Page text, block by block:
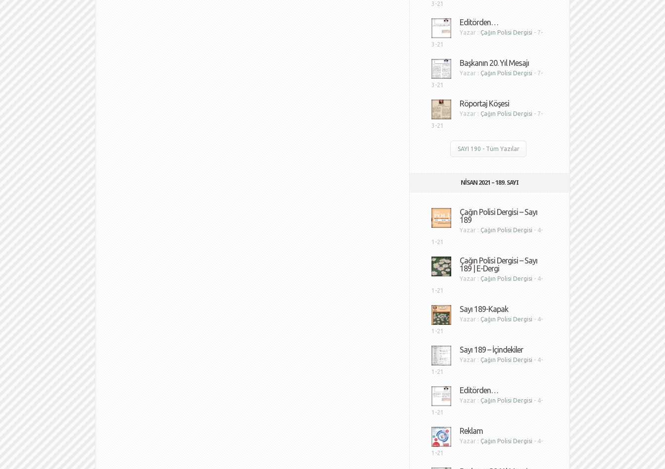
3-21
Editörden…
Yazar : Çağın Polisi Dergisi - 7-
3-21
Başkanın 20. Yıl Mesajı
Yazar : Çağın Polisi Dergisi - 7-
3-21
Röportaj Köşesi
Yazar : Çağın Polisi Dergisi - 7-
3-21
SAYI 190 - Tüm Yazılar
NISAN 2021 – 189. SAYI
Çağın Polisi Dergisi – Sayı
189
Yazar : Çağın Polisi Dergisi - 4-
1-21
Çağın Polisi Dergisi – Sayı
189 | E-Dergi
Yazar : Çağın Polisi Dergisi - 4-
1-21
Sayı 189-Kapak
Yazar : Çağın Polisi Dergisi - 4-
1-21
Sayı 189 – İçindekiler
Yazar : Çağın Polisi Dergisi - 4-
1-21
Editörden…
Yazar : Çağın Polisi Dergisi - 4-
1-21
Reklam
Yazar : Çağın Polisi Dergisi - 4-
1-21